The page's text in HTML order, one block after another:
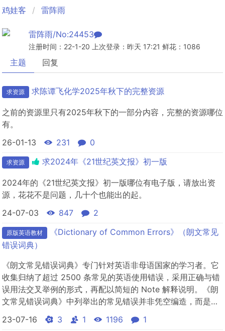
鸡娃客 雷阵雨
雷阵雨/No:24453
注册时间：22-1-20 上次登录：昨天 17:21 鲜花：1086
主题 回复
求资源 求陈谭飞化学2025年秋下的完整资源
之前的资源里只有2025年秋下的一部分内容，完整的资源哪位
有。
26-01-13
231 0
求资源 求2024年《21世纪英文报》初一版
2024年的《21世纪英文报》初一版哪位有电子版，请放出资
源，花花不是问题，几十个也能出的起。
24-07-03
847 2
原版英语教材
《Dictionary of Common Errors》（朗文常见
错误词典）
《朗文常见错误词典》专门针对英语非母语国家的学习者。它
收集归纳了超过 2500 条常见的英语使用错误，采用正确与错
误用法交叉举例的形式，再配以简短的 Note 解释说明。《朗
文常见错误词典》中列举出的常见错误并非凭空编造，而是来
自朗文建立的专门用于教学与研究的"Longman Learner's
Corpus"(朗文学习者语料库)。Longman Learner's Corpus
23-07-16 3 1 1196 1